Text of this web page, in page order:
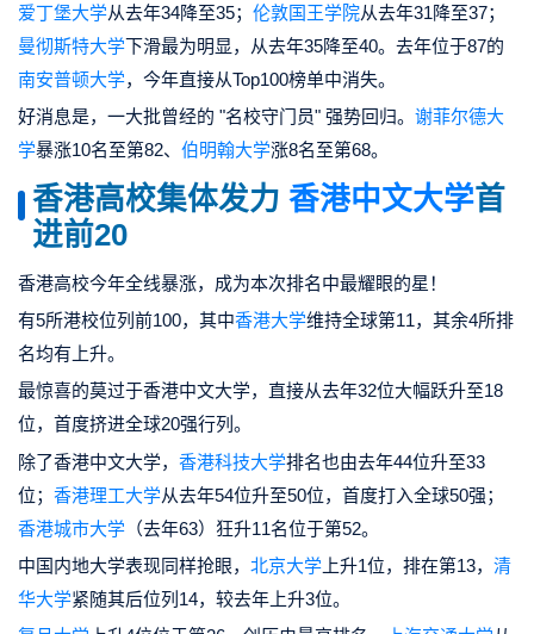
爱丁堡大学从去年34降至35； 伦敦国王学院从去年31降至37；
曼彻斯特大学下滑最为明显，从去年35降至40。去年位于87的
南安普顿大学，今年直接从Top100榜单中消失。
好消息是， 一大批曾经的 "名校守门员" 强势回归。 谢菲尔德大
学暴涨10名至第82、 伯明翰大学涨8名至第68。
香港高校集体发力 香港中文大学首
进前20
香港高校今年全线暴涨，成为本次排名中最耀眼的星！
有5所港校位列前100，其中香港大学维持全球第11，其余4所排
名均有上升。
最惊喜的莫过于香港中文大学，直接从去年32位大幅跃升至18
位，首度挤进全球20强行列。
除了香港中文大学， 香港科技大学排名也由去年44位升至33
位； 香港理工大学从去年54位升至50位，首度打入全球50强；
香港城市大学 （去年63）狂升11名位于第52。
中国内地大学表现同样抢眼， 北京大学 上升1位，排在第13， 清
华大学紧随其后位列14，较去年上升3位。